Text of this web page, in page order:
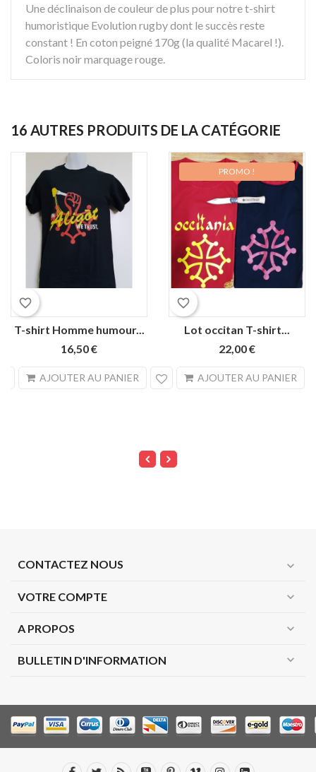
Une déclinaison de couleur de plus pour notre t-shirt
humoristique Evolution rugby dont le succès reste
constant ! En coton peigné 170g (la qualité Macarel !).
Coloris noir marquage rouge.
16 AUTRES PRODUITS DE LA CATÉGORIE
favorite_border
T-shirt Homme humour...
16,50 €
AJOUTER AU PANIER search
favorite_border
Lot occitan T-shirt...
22,00 €
AJOUTER AU PANIER
PROMO !
CONTACTEZ NOUS expand_more
VOTRE COMPTE expand_more
A PROPOS expand_more
BULLETIN D'INFORMATION expand_more